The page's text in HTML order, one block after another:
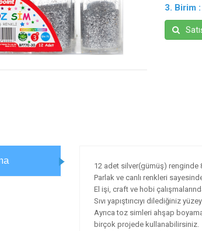
3. Birim :
12 adet silver(gümüş) renginde
Parlak ve canlı renkleri
El işi, craft ve hobi
Sıvı yapıştırıcıyı dilediğiniz
Ayrıca toz simleri ahşap
birçok projede kullanabilirsiniz.